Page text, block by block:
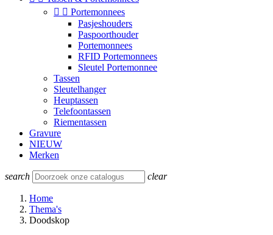
  Portemonnees
Pasjeshouders
Paspoorthouder
Portemonnees
RFID Portemonnees
Sleutel Portemonnee
Tassen
Sleutelhanger
Heuptassen
Telefoontassen
Riementassen
Gravure
NIEUW
Merken
search clear
Home
Thema's
Doodskop